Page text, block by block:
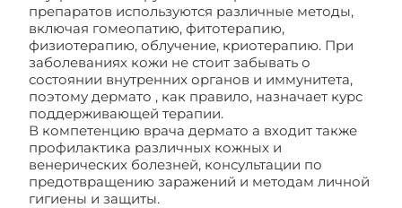
препаратов используются различные методы,
включая гомеопатию, фитотерапию,
физиотерапию, облучение, криотерапию. При
заболеваниях кожи не стоит забывать о
состоянии внутренних органов и иммунитета,
поэтому дермато , как правило, назначает курс
поддерживающей терапии.
В компетенцию врача дермато а входит также
профилактика различных кожных и
венерических болезней, консультации по
предотвращению заражений и методам личной
гигиены и защиты.